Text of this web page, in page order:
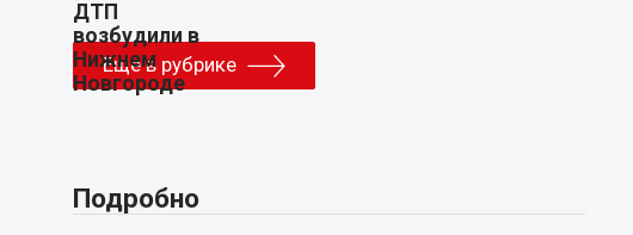
Еще в рубрике
Подробно